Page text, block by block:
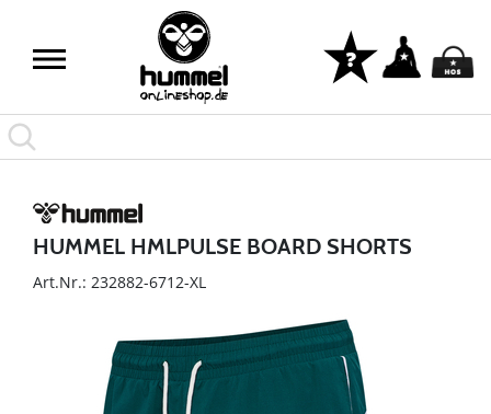
HUMMEL HMLPULSE BOARD SHORTS
Art.Nr.: 232882-6712-XL